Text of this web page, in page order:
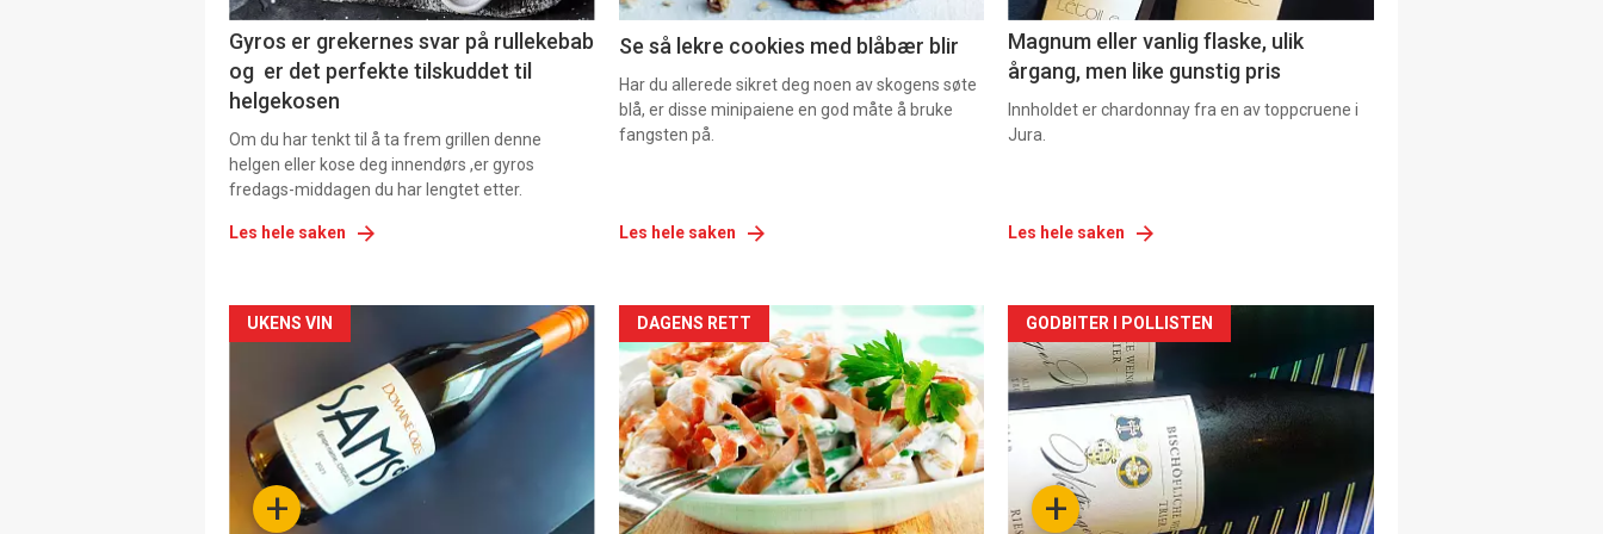
Gyros er grekernes svar på rullekebab
og er det perfekte tilskuddet til
helgekosen
Om du har tenkt til å ta frem grillen denne
helgen eller kose deg innendørs ,er gyros
fredags-middagen du har lengtet etter.
Les hele saken
Se så lekre cookies med blåbær blir
Har du allerede sikret deg noen av skogens søte
blå, er disse minipaiene en god måte å bruke
fangsten på.
Les hele saken
Magnum eller vanlig flaske, ulik
årgang, men like gunstig pris
Innholdet er chardonnay fra en av toppcruene i
Jura.
Les hele saken
Forsiden
akkurat
nå
-
+
UKENS VIN
Forsiden
akkurat
nå
-
DAGENS RETT
Forsiden
akkurat
nå
+
GODBITER I POLLISTEN